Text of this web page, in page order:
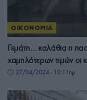
ΟΙΚΟΝΟΜΙΑ
Γεμάτη… καλάθια η
χαμηλότερων τιμών οι
27/04/2024 - 10:11πμ